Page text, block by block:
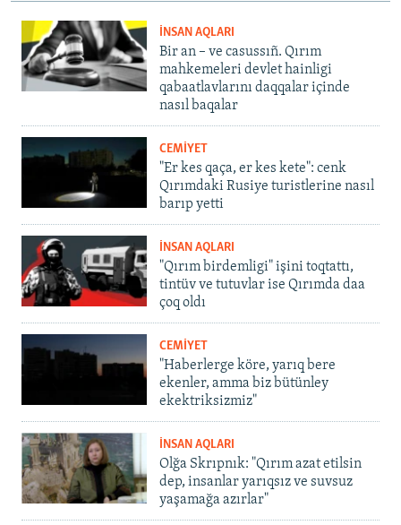
İNSAN AQLARI
Bir an – ve casussıñ. Qırım
mahkemeleri devlet hainligi
qabaatlavlarını daqqalar içinde
nasıl baqalar
CEMİYET
"Er kes qaça, er kes kete": cenk
Qırımdaki Rusiye turistlerine nasıl
barıp yetti
İNSAN AQLARI
"Qırım birdemligi" işini toqtattı,
tintüv ve tutuvlar ise Qırımda daa
çoq oldı
CEMİYET
"Haberlerge köre, yarıq bere
ekenler, amma biz bütünley
ekektriksizmiz"
İNSAN AQLARI
Olğa Skrıpnık: "Qırım azat etilsin
dep, insanlar yarıqsız ve suvsuz
yaşamağa azırlar"